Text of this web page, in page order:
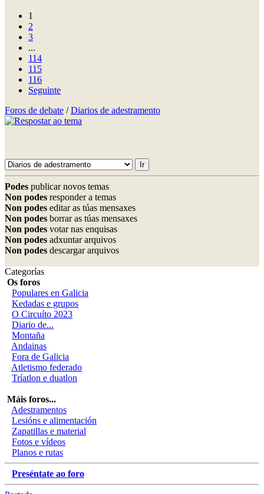
1
2
3
...
114
115
116
Seguinte
Foros de debate /Diarios de adestramento
Podes publicar novos temas
Non podes responder a temas
Non podes editar as túas mensaxes
Non podes borrar as túas mensaxes
Non podes votar nas enquisas
Non podes adxuntar arquivos
Non podes descargar arquivos
Categorías
Os foros
Populares en Galicia
Kedadas e grupos
O Circuíto 2023
Diario de...
Montaña
Andainas
Fora de Galicia
Atletismo federado
Tríatlon e duatlon
Máis foros...
Adestramentos
Lesións e alimentación
Zapatillas e material
Fotos e vídeos
Planos e rutas
Preséntate ao foro